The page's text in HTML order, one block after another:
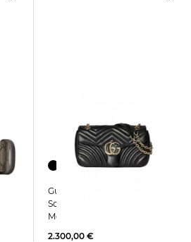
Gucci | Damen
Schultertasche GG MARMOT
Medium
2.300,00 €